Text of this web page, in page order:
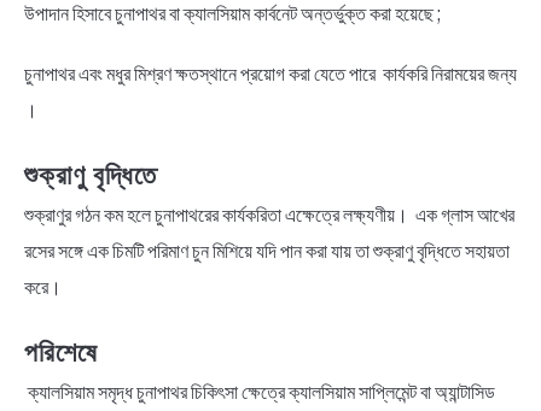
উপাদান হিসাবে চুনাপাথর বা ক্যালসিয়াম কার্বনেট অন্তর্ভুক্ত করা হয়েছে ;
চুনাপাথর এবং মধুর মিশ্রণ ক্ষতস্থানে প্রয়োগ করা যেতে পারে কার্যকরি নিরাময়ের জন্য
।
শুক্রাণু বৃদ্ধিতে
শুক্রাণুর গঠন কম হলে চুনাপাথরের কার্যকরিতা এক্ষেত্রে লক্ষ্যণীয়। এক গ্লাস আখের
রসের সঙ্গে এক চিমটি পরিমাণ চুন মিশিয়ে যদি পান করা যায় তা শুক্রাণু বৃদ্ধিতে সহায়তা
করে।
পরিশেষে
ক্যালসিয়াম সমৃদ্ধ চুনাপাথর চিকিৎসা ক্ষেত্রে ক্যালসিয়াম সাপ্লিমেন্ট বা অ্যান্টাসিড